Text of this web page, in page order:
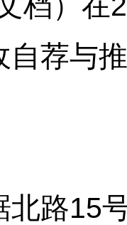
荐与
路15